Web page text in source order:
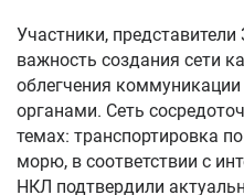
Участники,
важность создания сети
облегчения
органами. Сеть
темах: транспортировка
морю, в соответствии с
НКЛ подтвердили